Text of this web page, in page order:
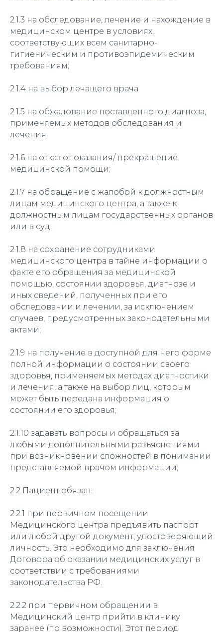
2.1.3 на обследование, лечение и нахождение в
медицинском центре в условиях,
соответствующих всем санитарно-
гигиеническим и противоэпидемическим
требованиям;
2.1.4 на выбор лечащего врача
2.1.5 на обжалование поставленного диагноза,
применяемых методов обследования и
лечения;
2.1.6 на отказ от оказания/ прекращение
медицинской помощи;
2.1.7 на обращение с жалобой к должностным
лицам медицинского центра, а также к
должностным лицам государственных органов
или в суд;
2.1.8 на сохранение сотрудниками
медицинского центра в тайне информации о
факте его обращения за медицинской
помощью, состоянии здоровья, диагнозе и
иных сведений, полученных при его
обследовании и лечении, за исключением
случаев, предусмотренных законодательными
актами;
2.1.9 на получение в доступной для него форме
полной информации о состоянии своего
здоровья, применяемых методах диагностики
и лечения, а также на выбор лиц, которым
может быть передана информация о
состоянии его здоровья;
2.1.10 задавать вопросы и обращаться за
любыми дополнительными разъяснениями
при возникновении сложностей в понимании
представляемой врачом информации;
2.2 Пациент обязан:
2.2.1 при первичном посещении
Медицинского центра предъявить паспорт
или любой другой документ, удостоверяющий
личность. Это необходимо для заключения
Договора об оказании медицинских услуг в
соответствии с требованиями
законодательства РФ.
2.2.2 при первичном обращении в
Медицинский центр прийти в клинику
заранее (по возможности). Этот период